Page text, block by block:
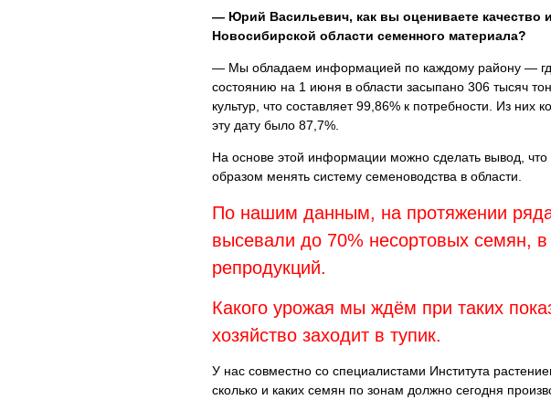
— Юрий Васильевич, как вы оцениваете качество
Новосибирской области семенного материала?
— Мы обладаем информацией по каждому району —
состоянию на 1 июня в области засыпано 306 тысяч
культур, что составляет 99,86% к потребности. Из
эту дату было 87,7%.
На основе этой информации можно сделать вывод,
образом менять систему семеноводства в области.
По нашим данным, на протяжении
высевали до 70% несортовых семян,
репродукций.
Какого урожая мы ждём при таких
хозяйство заходит в тупик.
У нас совместно со специалистами Института
сколько и каких семян по зонам должно сегодня